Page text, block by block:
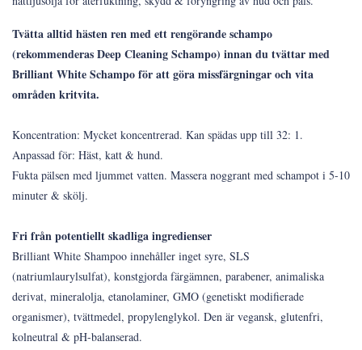
Tvätta alltid hästen ren med ett rengörande schampo
(rekommenderas Deep Cleaning Schampo) innan du tvättar med
Brilliant White Schampo för att göra missfärgningar och vita
områden kritvita.
Koncentration: Mycket koncentrerad. Kan spädas upp till 32: 1.
Anpassad för: Häst, katt & hund.
Fukta pälsen med ljummet vatten. Massera noggrant med schampot i 5-10
minuter & skölj.
Fri från potentiellt skadliga ingredienser
Brilliant White Shampoo innehåller inget syre, SLS
(natriumlaurylsulfat), konstgjorda färgämnen, parabener, animaliska
derivat, mineralolja, etanolaminer, GMO (genetiskt modifierade
organismer), tvättmedel, propylenglykol. Den är vegansk, glutenfri,
kolneutral & pH-balanserad.